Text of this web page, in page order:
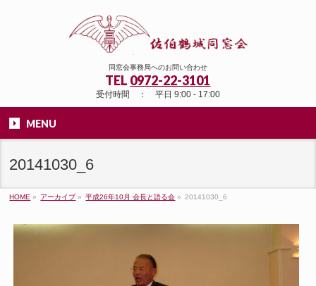
同窓会事務局へのお問い合わせ
TEL 0972-22-3101
受付時間 ： 平日 9:00 - 17:00
MENU
20141030_6
HOME » アーカイブ » 平成26年10月 会長と語る会 » 20141030_6